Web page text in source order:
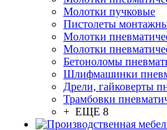
Молотки пучковые
Пистолеты
Молотки
Молотки
Бетоноломы
Шлифмашинки
Дрели, гайковерты
Трамбовки
+ ЕЩЕ 8